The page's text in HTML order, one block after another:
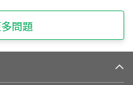
問題